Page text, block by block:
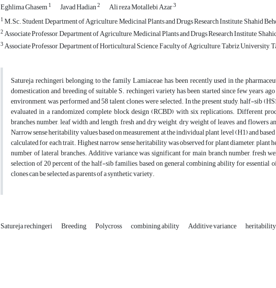
Eghlima Ghasem1 Javad Hadian2 Ali reza Motallebi Azar3
1M.Sc. Student, Department of Agriculture, Medicinal Plants and Drugs Research Institute, Shahid
2Associate Professor, Department of Agriculture, Medicinal Plants and Drugs Research Institute,
3Associate Professor, Department of Horticultural Science, Faculty of Agriculture, Tabriz University,
Satureja rechingeri, belonging to the family Lamiaceae, has been recently used in the
domestication and breeding of suitable S. rechingeri variety has been started since few years
environment, was performed and 58 talent clones were selected. In the present study, half-sib
evaluated in a randomized complete block design (RCBD) with six replications. Different
branches number, leaf width and length, fresh and dry weight, dry weight of leaves and
Narrow sense heritability values based on measurement at the individual plant level (H1) and
calculated for each trait. Highest narrow sense heritability was observed for plant diameter,
number of lateral branches. Additive variance was significant for main branch number, fresh
selection of 20 percent of the half-sib families, based on general combining ability for essential
clones can be selected as parents of a synthetic variety.
Satureja rechingeri Breeding Polycross combining ability Additive variance heritability